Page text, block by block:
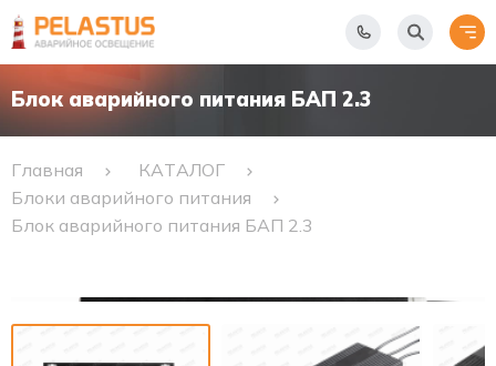
Блок аварийного питания БАП 2.3
Главная
КАТАЛОГ
Блоки аварийного питания
Блок аварийного питания БАП 2.3